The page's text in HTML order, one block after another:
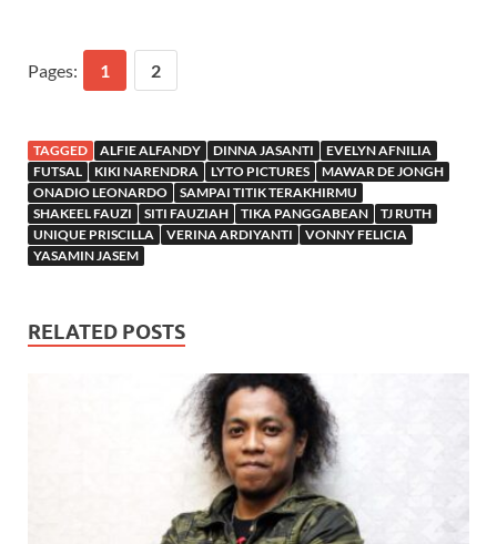
Pages: 1 2
TAGGED ALFIE ALFANDY DINNA JASANTI
EVELYN AFNILIA
FUTSAL
KIKI NARENDRA LYTO PICTURES
MAWAR DE JONGH
ONADIO LEONARDO
SAMPAI TITIK TERAKHIRMU
SHAKEEL FAUZI
SITI FAUZIAH TIKA PANGGABEAN
TJ RUTH
UNIQUE PRISCILLA
VERINA ARDIYANTI
VONNY FELICIA
YASAMIN JASEM
RELATED POSTS